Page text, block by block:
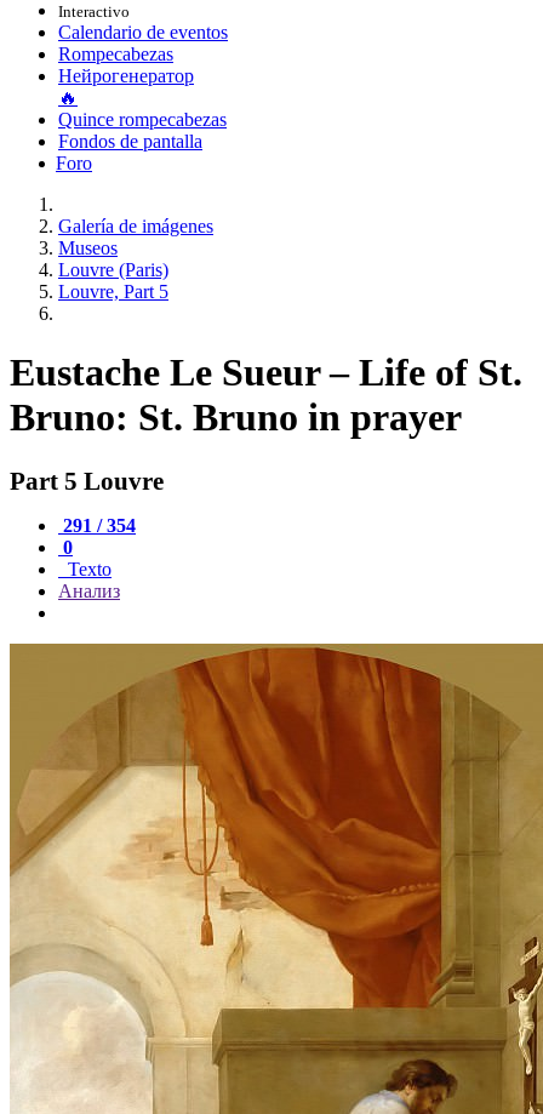
Interactivo
Calendario de eventos
Rompecabezas
Нейрогенератор
🔥
Quince rompecabezas
Fondos de pantalla
Foro
Galería de imágenes
Museos
Louvre (Paris)
Louvre, Part 5
Eustache Le Sueur – Life of St.
Bruno: St. Bruno in prayer
Part 5 Louvre
291 / 354
0
Texto
Анализ